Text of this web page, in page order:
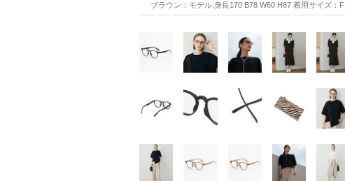
ブラウン：モデル:身長170 B78 W60 H87 着用サイズ：F